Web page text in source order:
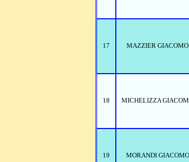
17 MAZZIER GIACOMO
18 MICHELIZZA
19 MORANDI GIACOMO